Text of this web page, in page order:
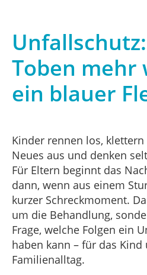
Toben mehr
ein blauer
Kinder rennen los,
Neues aus und denken
Für Eltern beginnt das
dann, wenn aus einem
kurzer Schreckmoment.
um die Behandlung,
Frage, welche Folgen ein
haben kann – für das
Familienalltag.